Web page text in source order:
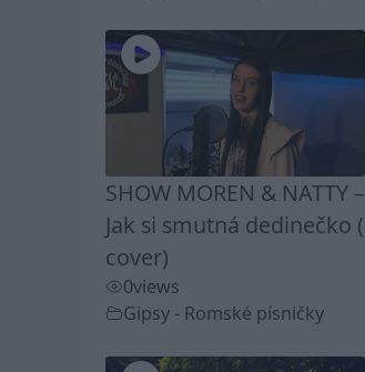
SHOW MOREN & NATTY –
Jak si smutná dedinečko (
cover)
0views
Gipsy - Romské písničky